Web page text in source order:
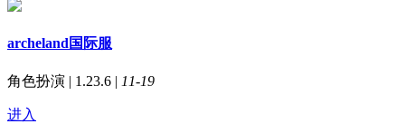
archeland国际服
角色扮演 | 1.23.6 | 11-19
进入